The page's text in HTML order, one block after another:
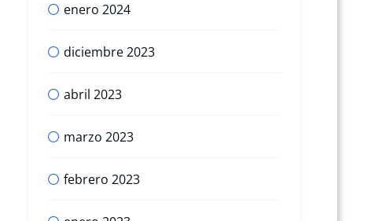
enero 2024
diciembre 2023
abril 2023
marzo 2023
febrero 2023